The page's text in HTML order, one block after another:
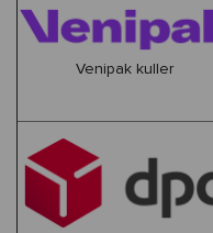
Venipak kuller